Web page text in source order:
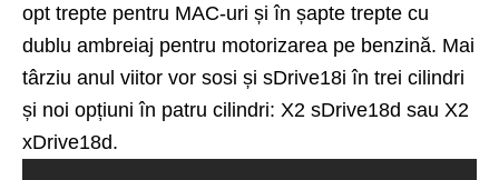
opt trepte pentru MAC-uri și în șapte trepte cu
dublu ambreiaj pentru motorizarea pe benzină. Mai
târziu anul viitor vor sosi și sDrive18i în trei cilindri
și noi opțiuni în patru cilindri: X2 sDrive18d sau X2
xDrive18d.